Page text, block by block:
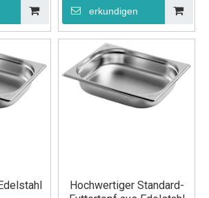
Topf
erkundigen
Hochwertiger Standard-